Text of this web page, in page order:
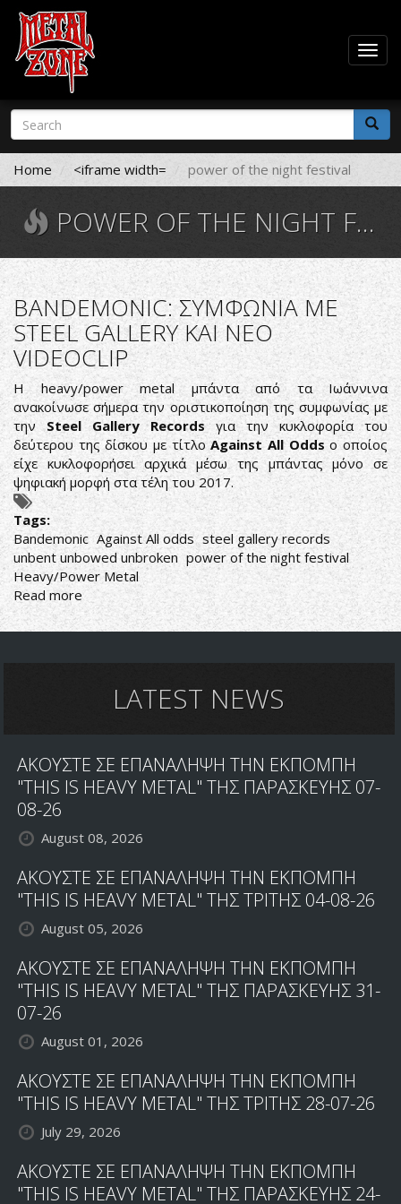
Skip
main
content
Search
form
Search
Home <iframe width= power of the night festival
POWER OF THE NIGHT FESTIVAL
BANDEMONIC: ΣΥΜΦΩΝΙΑ ΜΕ
STEEL GALLERY ΚΑΙ ΝΕΟ
VIDEOCLIP
Η heavy/power metal μπάντα από τα Ιωάννινα
ανακοίνωσε σήμερα την οριστικοποίηση της συμφωνίας με
τηνSteel Gallery Recordsγια την κυκλοφορία του
δεύτερου της δίσκου με τίτλοAgainst All Odds o οποίος
είχε κυκλοφορήσει αρχικά μέσω της μπάντας μόνο σε
ψηφιακή μορφή στα τέλη του 2017.
Tags:
Bandemonic Against All odds steel gallery records
unbent unbowed unbroken power of the night festival
Heavy/Power Metal
Read more about
BANDEMONIC:
ΣΥΜΦΩΝΙΑ
GALLERYLATEST NEWS
ΑΚΟΥΣΤΕ ΣΕ ΕΠΑΝΑΛΗΨΗ ΤΗΝ ΕΚΠΟΜΠΗ
"THIS IS HEAVY METAL" ΤΗΣ ΠΑΡΑΣΚΕΥΗΣ 07-
08-26
August 08, 2026
ΑΚΟΥΣΤΕ ΣΕ ΕΠΑΝΑΛΗΨΗ ΤΗΝ ΕΚΠΟΜΠΗ
"THIS IS HEAVY METAL" ΤΗΣ ΤΡΙΤΗΣ 04-08-26
August 05, 2026
ΑΚΟΥΣΤΕ ΣΕ ΕΠΑΝΑΛΗΨΗ ΤΗΝ ΕΚΠΟΜΠΗ
"THIS IS HEAVY METAL" ΤΗΣ ΠΑΡΑΣΚΕΥΗΣ 31-
07-26
August 01, 2026
ΑΚΟΥΣΤΕ ΣΕ ΕΠΑΝΑΛΗΨΗ ΤΗΝ ΕΚΠΟΜΠΗ
"THIS IS HEAVY METAL" ΤΗΣ ΤΡΙΤΗΣ 28-07-26
July 29, 2026
ΑΚΟΥΣΤΕ ΣΕ ΕΠΑΝΑΛΗΨΗ ΤΗΝ ΕΚΠΟΜΠΗ
"THIS IS HEAVY METAL" ΤΗΣ ΠΑΡΑΣΚΕΥΗΣ 24-